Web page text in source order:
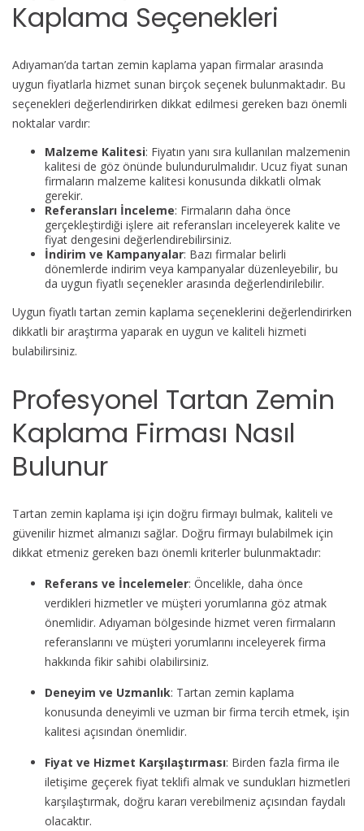
Kaplama Seçenekleri
Adıyaman’da tartan zemin kaplama yapan firmalar arasında
uygun fiyatlarla hizmet sunan birçok seçenek bulunmaktadır. Bu
seçenekleri değerlendirirken dikkat edilmesi gereken bazı önemli
noktalar vardır:
Malzeme Kalitesi: Fiyatın yanı sıra kullanılan malzemenin
kalitesi de göz önünde bulundurulmalıdır. Ucuz fiyat sunan
firmaların malzeme kalitesi konusunda dikkatli olmak
gerekir.
Referansları İnceleme: Firmaların daha önce
gerçekleştirdiği işlere ait referansları inceleyerek kalite ve
fiyat dengesini değerlendirebilirsiniz.
İndirim ve Kampanyalar: Bazı firmalar belirli
dönemlerde indirim veya kampanyalar düzenleyebilir, bu
da uygun fiyatlı seçenekler arasında değerlendirilebilir.
Uygun fiyatlı tartan zemin kaplama seçeneklerini değerlendirirken
dikkatli bir araştırma yaparak en uygun ve kaliteli hizmeti
bulabilirsiniz.
Profesyonel Tartan Zemin
Kaplama Firması Nasıl
Bulunur
Tartan zemin kaplama işi için doğru firmayı bulmak, kaliteli ve
güvenilir hizmet almanızı sağlar. Doğru firmayı bulabilmek için
dikkat etmeniz gereken bazı önemli kriterler bulunmaktadır:
Referans ve İncelemeler: Öncelikle, daha önce
verdikleri hizmetler ve müşteri yorumlarına göz atmak
önemlidir. Adıyaman bölgesinde hizmet veren firmaların
referanslarını ve müşteri yorumlarını inceleyerek firma
hakkında fikir sahibi olabilirsiniz.
Deneyim ve Uzmanlık: Tartan zemin kaplama
konusunda deneyimli ve uzman bir firma tercih etmek, işin
kalitesi açısından önemlidir.
Fiyat ve Hizmet Karşılaştırması: Birden fazla firma ile
iletişime geçerek fiyat teklifi almak ve sundukları hizmetleri
karşılaştırmak, doğru kararı verebilmeniz açısından faydalı
olacaktır.